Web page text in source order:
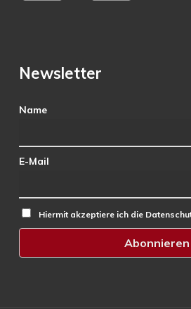
Newsletter
Name
E-Mail
Hiermit akzeptiere ich die